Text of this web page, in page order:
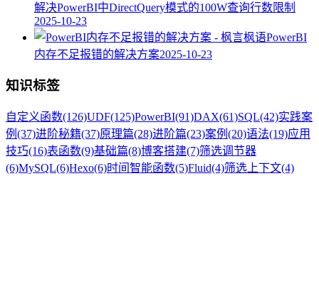
解决PowerBI中DirectQuery模式的100W查询行数限制
2025-10-23
PowerBI
内存不足报错的解决方案2025-10-23
知识标签
自定义函数(126)UDF(125)PowerBI(91)DAX(61)SQL(42)实践案
例 (37)进阶秘籍(37)原理篇(28)进阶篇(23)案例 (20)语法(19)应用
技巧(16)表函数(9)基础篇(8)博客搭建(7)筛选调节器
(6)MySQL(6)Hexo(6)时间智能函数(5)Fluid(4)筛选上下文(4)